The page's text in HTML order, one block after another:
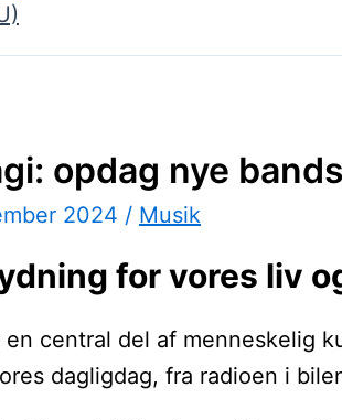
opdag nye bands
2024 / Musik
for vores liv
central del af menneskelig
dagligdag, fra radioen i